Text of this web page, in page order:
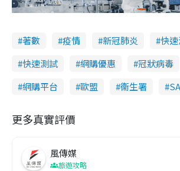
著數 疫情 新冠肺炎
快
快速測試
網購優惠 冠狀病毒
網購平台
歐盟 衞生署
更多真實評價
風傳媒
旅遊攻略